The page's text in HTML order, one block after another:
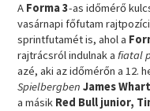
A Forma 3-as időmérő
vasárnapi főfutam
sprintfutamét is, ahol a
rajtrácsról indulnak afiatal
azé, aki az időmérőn a 12.
Spielbergben James
a másik Red Bull junior,